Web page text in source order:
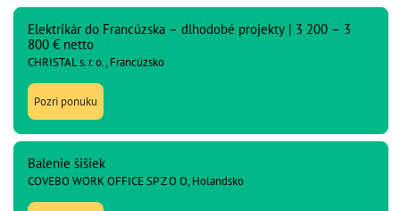
Elektrikár do Francúzska – dlhodobé projekty | 3 200 – 3
800 € netto
CHRISTAL s. r. o., Francúzsko
Pozri ponuku
Balenie šišiek
COVEBO WORK OFFICE SP Z O O, Holandsko